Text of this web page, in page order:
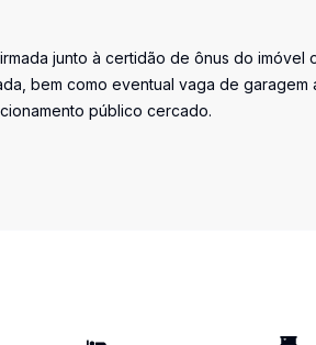
junto à certidão de ônus do imóvel
bem como eventual vaga de
público cercado.